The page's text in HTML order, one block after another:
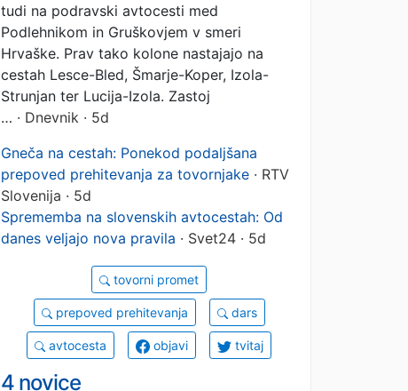
tudi na podravski avtocesti med
Podlehnikom in Gruškovjem v smeri
Hrvaške. Prav tako kolone nastajajo na
cestah Lesce-Bled, Šmarje-Koper, Izola-
Strunjan ter Lucija-Izola. Zastoj
… · Dnevnik · 5d
Gneča na cestah: Ponekod podaljšana
prepoved prehitevanja za tovornjake · RTV
Slovenija · 5d
Sprememba na slovenskih avtocestah: Od
danes veljajo nova pravila · Svet24 · 5d
tovorni promet
prepoved prehitevanja dars
avtocesta objavi tvitaj
4 novice